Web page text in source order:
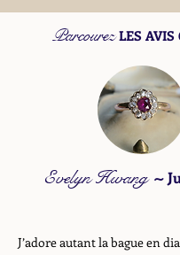
Parcourez LES AVIS
Evelyn Hwang ~
J’adore autant la bague en